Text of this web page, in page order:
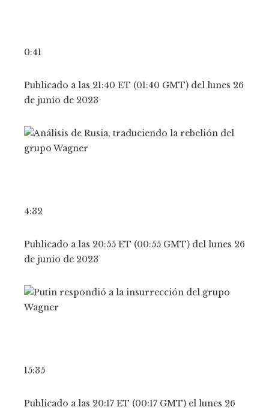
0:41
Publicado a las 21:40 ET (01:40 GMT) del lunes 26
de junio de 2023
4:32
Publicado a las 20:55 ET (00:55 GMT) del lunes 26
de junio de 2023
15:35
Publicado a las 20:17 ET (00:17 GMT) el lunes 26